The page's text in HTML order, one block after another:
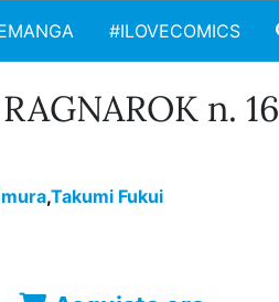
#ILOVECOMICS
n. 16
,Takumi Fukui